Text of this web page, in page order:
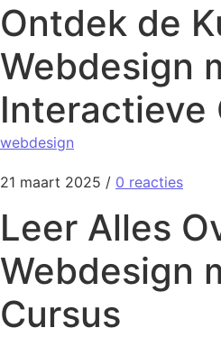
Ontdek de
Webdesign
Interactieve
webdesign
21 maart 2025 / 0 reacties
Leer Alles
Webdesign
Cursus